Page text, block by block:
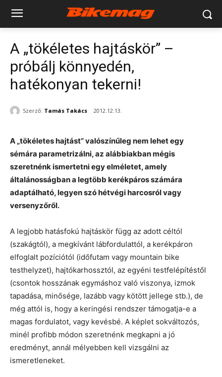
A „tökéletes hajtáskör” –
próbálj könnyedén,
hatékonyan tekerni!
Szerző: Tamás Takács 2012.12.13.
A „tökéletes hajtást” valószínűleg nem lehet egy
sémára parametrizálni, az alábbiakban mégis
szeretnénk ismertetni egy elméletet, amely
általánosságban a legtöbb kerékpáros számára
adaptálható, legyen szó hétvégi harcosról vagy
versenyzőről.
A legjobb hatásfokú hajtáskör függ az adott céltól
(szakágtól), a megkívánt lábfordulattól, a kerékpáron
elfoglalt pozíciótól (időfutam vagy mountain bike
testhelyzet), hajtókarhossztól, az egyéni testfelépítéstől
(csontok hosszának egymáshoz való viszonya, izmok
tapadása, minősége, lazább vagy kötött jellege stb.), de
még attól is, hogy a keringési rendszer támogatja-e a
magas fordulatot, vagy kevésbé. A képlet sokváltozós,
minél profibb módon szeretnénk megkapni a jó
eredményt, annál mélyebben kell vizsgálni az
ismeretleneket.